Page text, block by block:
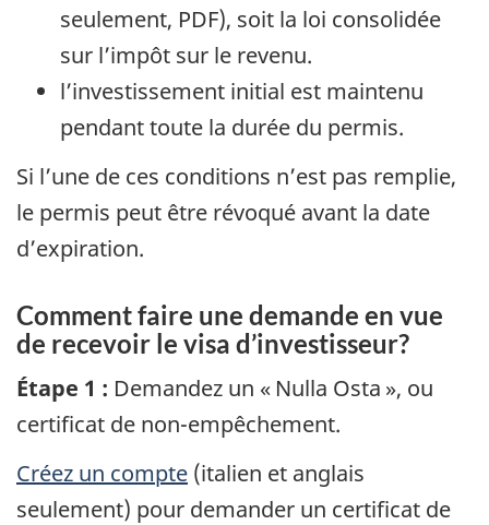
seulement, PDF), soit la loi consolidée
sur l’impôt sur le revenu.
l’investissement initial est maintenu
pendant toute la durée du permis.
Si l’une de ces conditions n’est pas remplie,
le permis peut être révoqué avant la date
d’expiration.
Comment faire une demande en vue
de recevoir le visa d’investisseur?
Étape 1 : Demandez un « Nulla Osta », ou
certificat de non-empêchement.
Créez un compte (italien et anglais
seulement) pour demander un certificat de